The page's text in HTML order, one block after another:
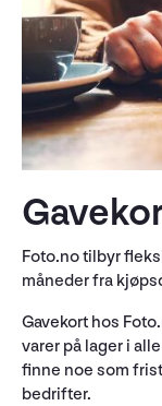
Foto.no tilbyr
måneder fra
Gavekort hos
varer på lager i
finne noe som
bedrifter.